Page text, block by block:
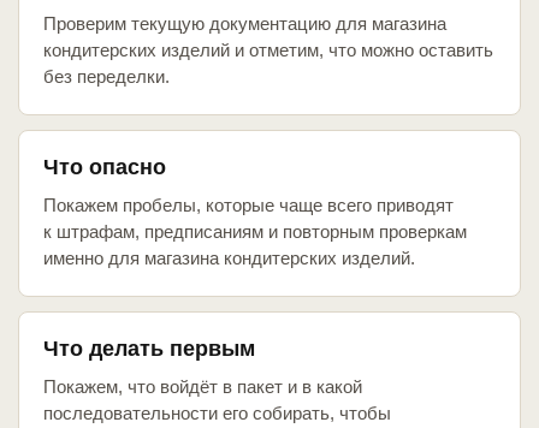
Проверим текущую документацию для магазина
кондитерских изделий и отметим, что можно оставить
без переделки.
Что опасно
Покажем пробелы, которые чаще всего приводят
к штрафам, предписаниям и повторным проверкам
именно для магазина кондитерских изделий.
Что делать первым
Покажем, что войдёт в пакет и в какой
последовательности его собирать, чтобы